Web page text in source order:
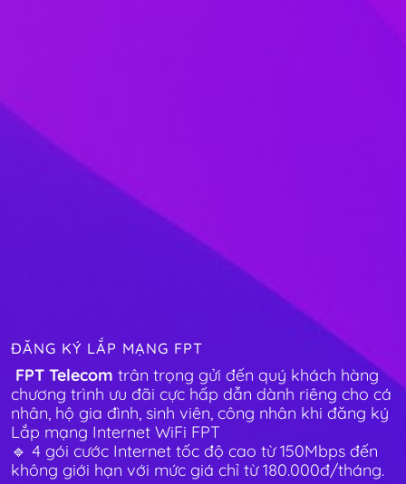
ĐĂNG KÝ LẮP MẠNG FPT
FPT Telecom trân trọng gửi đến quý khách hàng
chương trình ưu đãi cực hấp dẫn dành riêng cho cá
nhân, hộ gia đình, sinh viên, công nhân khi đăng ký
Lắp mạng Internet WiFi FPT
🔹 4 gói cước Internet tốc độ cao từ 150Mbps đến
không giới hạn với mức giá chỉ từ 180.000đ/tháng.